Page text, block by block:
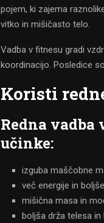
pojem, ki zajema
vitko in mišičasto telo.
Vadba v fitnesu gradi
koordinacijo. Posledice
Koristi
Redna
učinke:
izguba maščobne
več energije in
mišična masa in
boljša drža telesa in